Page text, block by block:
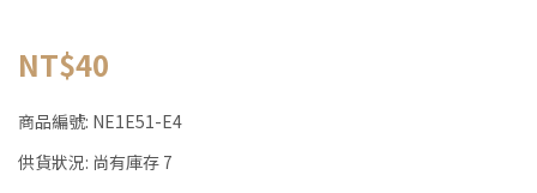
NT$40
商品編號: NE1E51-E4
供貨狀況: 尚有庫存 7